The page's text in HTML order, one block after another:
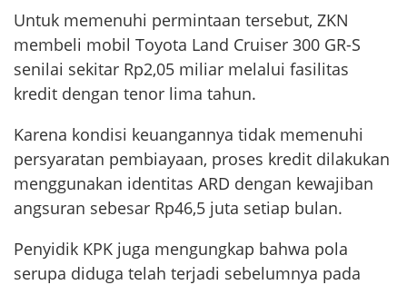
Untuk memenuhi permintaan tersebut, ZKN
membeli mobil Toyota Land Cruiser 300 GR-S
senilai sekitar Rp2,05 miliar melalui fasilitas
kredit dengan tenor lima tahun.
Karena kondisi keuangannya tidak memenuhi
persyaratan pembiayaan, proses kredit dilakukan
menggunakan identitas ARD dengan kewajiban
angsuran sebesar Rp46,5 juta setiap bulan.
Penyidik KPK juga mengungkap bahwa pola
serupa diduga telah terjadi sebelumnya pada